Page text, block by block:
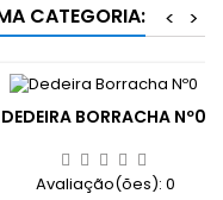
CATEGORIA: >
<
DEDEIRA BORRACHA Nº0
Avaliação(ões): 0